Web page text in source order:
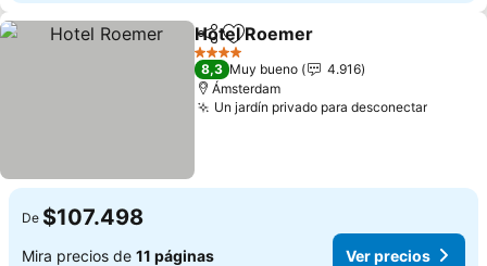
CompartirAgregar a favoritos
Hotel Roemer
4 Estrellas
8,3 Muy bueno
4.916
Ámsterdam
Un jardín privado para desconectarVer
De $107.498
Mira precios de 11 páginas Ver precios